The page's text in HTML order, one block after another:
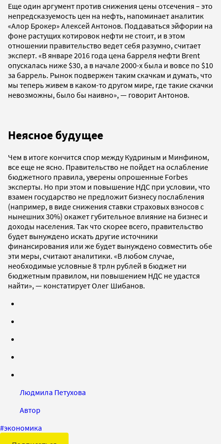
Еще один аргумент против снижения цены отсечения – это
непредсказуемость цен на нефть, напоминает аналитик
«Алор Брокер» Алексей Антонов. Поддаваться эйфории на
фоне растущих котировок нефти не стоит, и в этом
отношении правительство ведет себя разумно, считает
эксперт. «В январе 2016 года цена барреля нефти Brent
опускалась ниже $30, а в начале 2000-х была и вовсе по $10
за баррель. Рынок подвержен таким скачкам и думать, что
мы теперь живем в каком-то другом мире, где такие скачки
невозможны, было бы наивно», — говорит Антонов.
Неясное будущее
Чем в итоге кончится спор между Кудриным и Минфином,
все еще не ясно. Правительство не пойдет на ослабление
бюджетного правила, уверены опрошенные Forbes
эксперты. Но при этом и повышение НДС при условии, что
взамен государство не предложит бизнесу послабления
(например, в виде снижения ставки страховых взносов с
нынешних 30%) окажет губительное влияние на бизнес и
доходы населения. Так что скорее всего, правительство
будет вынуждено искать другие источники
финансирования или же будет вынуждено совместить обе
эти меры, считают аналитики. «В любом случае,
необходимые условные 8 трлн рублей в бюджет ни
бюджетным правилом, ни повышением НДС не удастся
найти», — констатирует Олег Шибанов.
Людмила Петухова
Автор
#экономика